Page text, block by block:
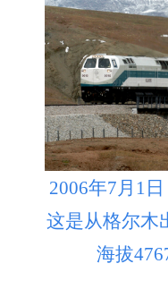
2006年7月1
这是从格尔木
海拔